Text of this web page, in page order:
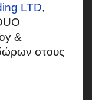
LTD,
&
στους